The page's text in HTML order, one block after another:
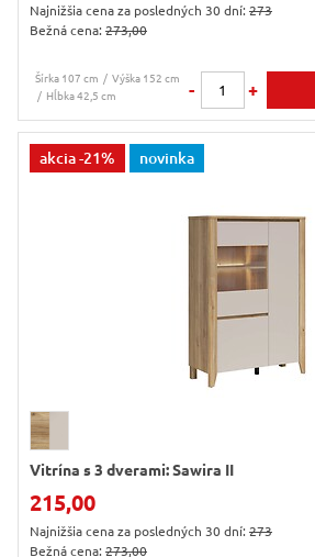
Najnižšia cena za posledných 30 dní: 273
Bežná cena: 273,00
Šírka 107 cm
Výška 152 cm
Hĺbka 42,5 cm
- +
akcia-21% novinka
Vitrína s 3 dverami: Sawira II
215,00
Najnižšia cena za posledných 30 dní: 273
Bežná cena: 273,00